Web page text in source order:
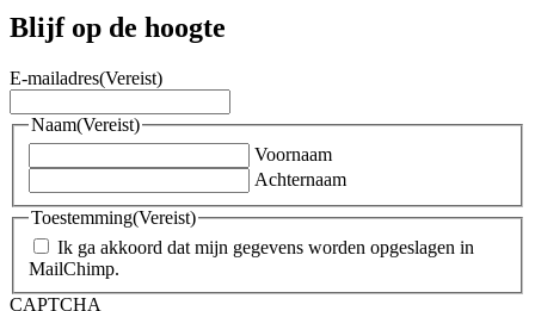
Blijf op de hoogte
E-mailadres(Vereist)
Naam(Vereist)
Voornaam
Achternaam
Toestemming(Vereist)
Ik ga akkoord dat mijn gegevens worden opgeslagen in
MailChimp.
CAPTCHA